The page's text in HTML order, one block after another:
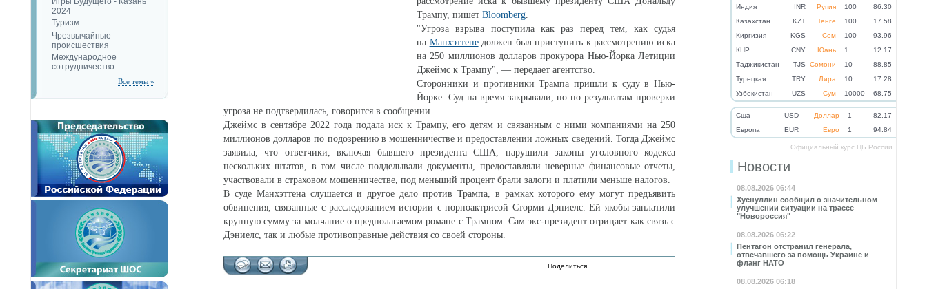
Индия
INR Рупия 100
86.30
Казахстан
KZT Тенге 100
17.58
Киргизия
KGS Сом 100
93.96
КНР
CNY Юань 1
12.17
Таджикистан
TJS Сомони 10
88.85
Турецкая
TRY Лира 10
17.28
Узбекистан
UZS Сум 10000 68.75
Cша USD Доллар 1
82.17
Eвропа
EUR Евро 1 94.84
Официальный курс ЦБ России
Новости
08.08.2026 06:44
Хуснуллин сообщил о значительном
улучшении ситуации на трассе
"Новороссия"
08.08.2026 06:22
Пентагон отстранил генерала,
отвечавшего за помощь Украине и
фланг НАТО
08.08.2026 06:18
2024
Туризм
Чрезвычайные
происшествия
Международное
сотрудничество
Все темы »
Трампу, пишет Bloomberg.
"Угроза взрыва поступила как раз перед тем, как судья
на Манхэттенедолжен был приступить к рассмотрению иска
на 250 миллионов долларов прокурора Нью-Йорка Летиции
Джеймс к Трампу", — передает агентство.
Сторонники и противники Трампа пришли к суду в Нью-
Йорке. Суд на время закрывали, но по результатам проверки
угроза не подтвердилась, говорится в сообщении.
Джеймс в сентябре 2022 года подала иск к Трампу, его детям и связанным с ними компаниями на 250
миллионов долларов по подозрению в мошенничестве и предоставлении ложных сведений. Тогда Джеймс
заявила, что ответчики, включая бывшего президента США, нарушили законы уголовного кодекса
нескольких штатов, в том числе подделывали документы, предоставляли неверные финансовые отчеты,
участвовали в страховом мошенничестве, под меньший процент брали залоги и платили меньше налогов.
В суде Манхэттена слушается и другое дело против Трампа, в рамках которого ему могут предъявить
обвинения, связанные с расследованием истории с порноактрисой Сторми Дэниелс. Ей якобы заплатили
крупную сумму за молчание о предполагаемом романе с Трампом. Сам экс-президент отрицает как связь с
Дэниелс, так и любые противоправные действия со своей стороны.
Поделиться…